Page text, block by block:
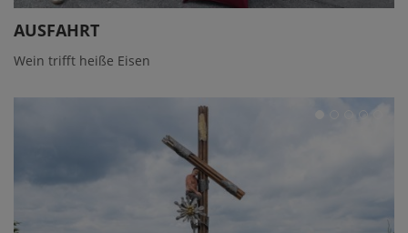
AUSFAHRT
Wein trifft heiße Eisen